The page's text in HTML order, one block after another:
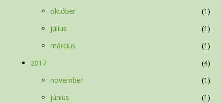
október
1
július
1
március
1
2017
4
november
1
június
1